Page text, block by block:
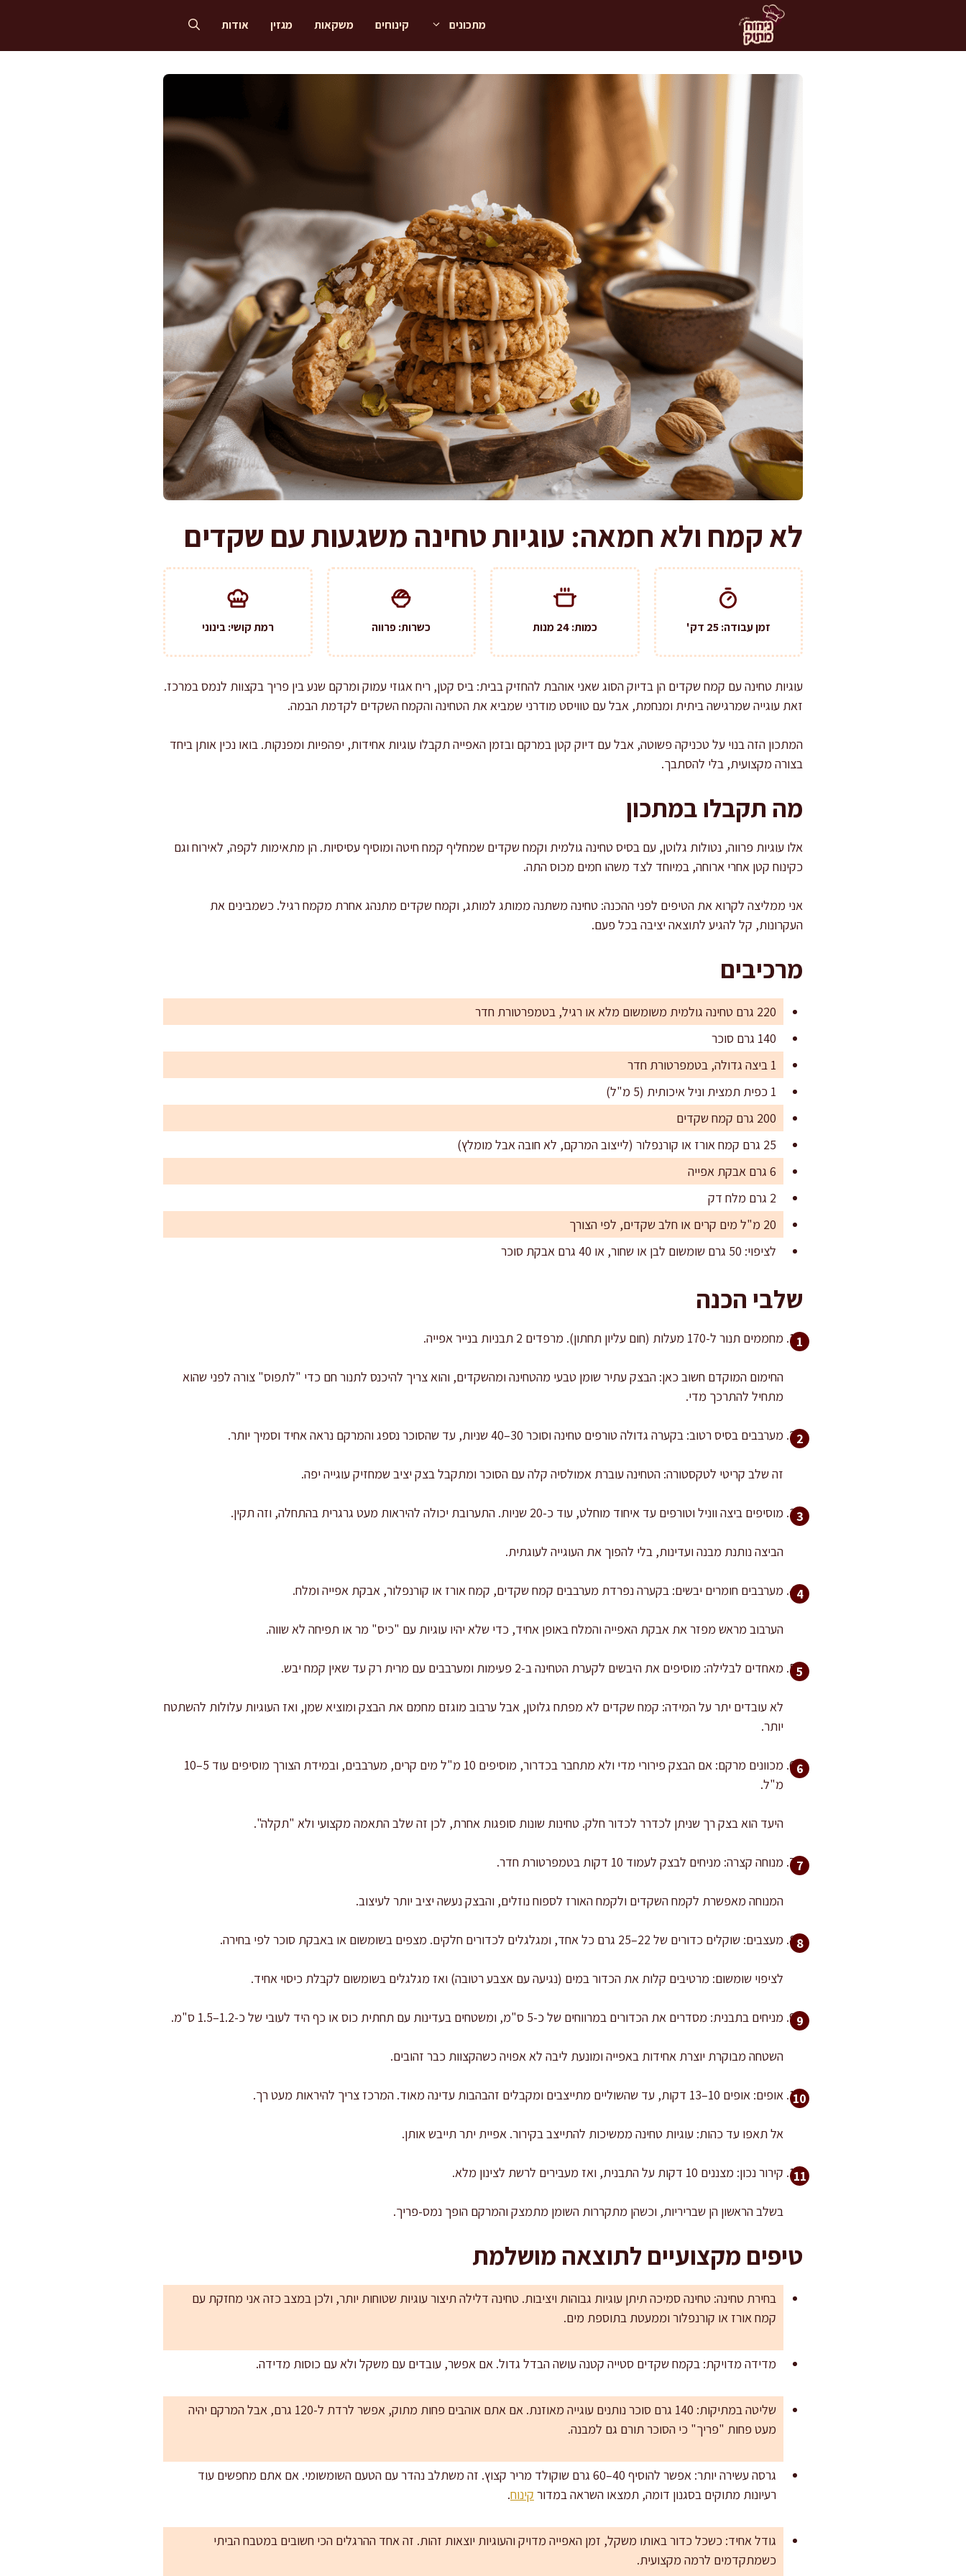
מתכונים קינוחים משקאות מגזין אודות
לא קמח ולא חמאה: עוגיות טחינה משגעות עם שקדים
זמן עבודה: 25 דק' כמות: 24 מנות כשרות: פרווה רמת קושי: בינוני
עוגיות טחינה עם קמח שקדים הן בדיוק הסוג שאני אוהבת להחזיק בבית: ביס קטן, ריח אגוזי עמוק ומרקם שנע בין פריך בקצוות לנמס במרכז.
זאת עוגייה שמרגישה ביתית ומנחמת, אבל עם טוויסט מודרני שמביא את הטחינה והקמח השקדים לקדמת הבמה.
המתכון הזה בנוי על טכניקה פשוטה, אבל עם דיוק קטן במרקם ובזמן האפייה תקבלו עוגיות אחידות, יפהפיות ומפנקות. בואו נכין אותן ביחד
בצורה מקצועית, בלי להסתבך.
מה תקבלו במתכון
אלו עוגיות פרווה, נטולות גלוטן, עם בסיס טחינה גולמית וקמח שקדים שמחליף קמח חיטה ומוסיף עסיסיות. הן מתאימות לקפה, לאירוח וגם
כקינוח קטן אחרי ארוחה, במיוחד לצד משהו חמים מכוס התה.
אני ממליצה לקרוא את הטיפים לפני ההכנה: טחינה משתנה ממותג למותג, וקמח שקדים מתנהג אחרת מקמח רגיל. כשמבינים את
העקרונות, קל להגיע לתוצאה יציבה בכל פעם.
מרכיבים
220 גרם טחינה גולמית משומשום מלא או רגיל, בטמפרטורת חדר
140 גרם סוכר
1 ביצה גדולה, בטמפרטורת חדר
1 כפית תמצית וניל איכותית (5 מ"ל)
200 גרם קמח שקדים
25 גרם קמח אורז או קורנפלור (לייצוב המרקם, לא חובה אבל מומלץ)
6 גרם אבקת אפייה
2 גרם מלח דק
20 מ"ל מים קרים או חלב שקדים, לפי הצורך
לציפוי: 50 גרם שומשום לבן או שחור, או 40 גרם אבקת סוכר
שלבי הכנה
מחממים תנור ל-170 מעלות (חום עליון תחתון). מרפדים 2 תבניות בנייר אפייה.
החימום המוקדם חשוב כאן: הבצק עתיר שומן טבעי מהטחינה ומהשקדים, והוא צריך להיכנס לתנור חם כדי "לתפוס" צורה לפני שהוא
מתחיל להתרכך מדי.
מערבבים בסיס רטוב: בקערה גדולה טורפים טחינה וסוכר 30–40 שניות, עד שהסוכר נספג והמרקם נראה אחיד וסמיך יותר.
זה שלב קריטי לטקסטורה: הטחינה עוברת אמולסיה קלה עם הסוכר ומתקבל בצק יציב שמחזיק עוגייה יפה.
מוסיפים ביצה ווניל וטורפים עד איחוד מוחלט, עוד כ-20 שניות. התערובת יכולה להיראות מעט גרגרית בהתחלה, וזה תקין.
הביצה נותנת מבנה ועדינות, בלי להפוך את העוגייה לעוגתית.
מערבבים חומרים יבשים: בקערה נפרדת מערבבים קמח שקדים, קמח אורז או קורנפלור, אבקת אפייה ומלח.
הערבוב מראש מפזר את אבקת האפייה והמלח באופן אחיד, כדי שלא יהיו עוגיות עם "כיס" מר או תפיחה לא שווה.
מאחדים לבלילה: מוסיפים את היבשים לקערת הטחינה ב-2 פעימות ומערבבים עם מרית רק עד שאין קמח יבש.
לא עובדים יתר על המידה: קמח שקדים לא מפתח גלוטן, אבל ערבוב מוגזם מחמם את הבצק ומוציא שמן, ואז העוגיות עלולות להשתטח
יותר.
מכוונים מרקם: אם הבצק פירורי מדי ולא מתחבר בכדרור, מוסיפים 10 מ"ל מים קרים, מערבבים, ובמידת הצורך מוסיפים עוד 5–10
מ"ל.
היעד הוא בצק רך שניתן לכדרר לכדור חלק. טחינות שונות סופגות אחרת, לכן זה שלב התאמה מקצועי ולא "תקלה".
מנוחה קצרה: מניחים לבצק לעמוד 10 דקות בטמפרטורת חדר.
המנוחה מאפשרת לקמח השקדים ולקמח האורז לספוח נוזלים, והבצק נעשה יציב יותר לעיצוב.
מעצבים: שוקלים כדורים של 22–25 גרם כל אחד, ומגלגלים לכדורים חלקים. מצפים בשומשום או באבקת סוכר לפי בחירה.
לציפוי שומשום: מרטיבים קלות את הכדור במים (נגיעה עם אצבע רטובה) ואז מגלגלים בשומשום לקבלת כיסוי אחיד.
מניחים בתבנית: מסדרים את הכדורים במרווחים של כ-5 ס"מ, ומשטחים בעדינות עם תחתית כוס או כף היד לעובי של כ-1.2–1.5 ס"מ.
השטחה מבוקרת יוצרת אחידות באפייה ומונעת ליבה לא אפויה כשהקצוות כבר זהובים.
אופים: אופים 10–13 דקות, עד שהשוליים מתייצבים ומקבלים זהבהבות עדינה מאוד. המרכז צריך להיראות מעט רך.
אל תאפו עד כהות: עוגיות טחינה ממשיכות להתייצב בקירור. אפיית יתר תייבש אותן.
קירור נכון: מצננים 10 דקות על התבנית, ואז מעבירים לרשת לצינון מלא.
בשלב הראשון הן שבריריות, וכשהן מתקררות השומן מתמצק והמרקם הופך נמס-פריך.
טיפים מקצועיים לתוצאה מושלמת
בחירת טחינה: טחינה סמיכה תיתן עוגיות גבוהות ויציבות. טחינה דלילה תיצור עוגיות שטוחות יותר, ולכן במצב כזה אני מחזקת עם
קמח אורז או קורנפלור וממעטת בתוספת מים.
מדידה מדויקת: בקמח שקדים סטייה קטנה עושה הבדל גדול. אם אפשר, עובדים עם משקל ולא עם כוסות מדידה.
שליטה במתיקות: 140 גרם סוכר נותנים עוגייה מאוזנת. אם אתם אוהבים פחות מתוק, אפשר לרדת ל-120 גרם, אבל המרקם יהיה
מעט פחות "פריך" כי הסוכר תורם גם למבנה.
גרסה עשירה יותר: אפשר להוסיף 40–60 גרם שוקולד מריר קצוץ. זה משתלב נהדר עם הטעם השומשומי. אם אתם מחפשים עוד
רעיונות מתוקים בסגנון דומה, תמצאו השראה במדור קינוח.
גודל אחיד: כשכל כדור באותו משקל, זמן האפייה מדויק והעוגיות יוצאות זהות. זה אחד ההרגלים הכי חשובים במטבח הביתי
כשמתקדמים לרמה מקצועית.